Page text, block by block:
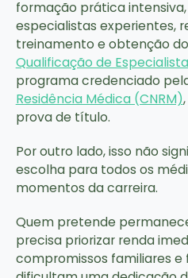
formação prática
especialistas experientes,
treinamento e obtenção do
Qualificação de
programa credenciado
Residência Médica (CNRM)
prova de título.
Por outro lado, isso não
escolha para todos os
momentos da carreira.
Quem pretende
precisa priorizar renda
compromissos familiares e